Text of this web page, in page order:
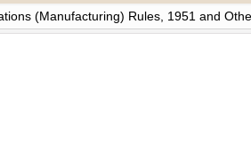
(Manufacturing) Rules, 1951 and